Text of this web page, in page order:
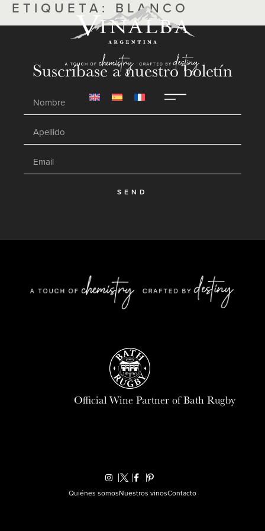
ETIQUETA: BLANCO
Suscríbase a nuestro boletín
SEND
Official Wine Partner of Bath Rugby
Quiénes somosNuestros vinosContacto